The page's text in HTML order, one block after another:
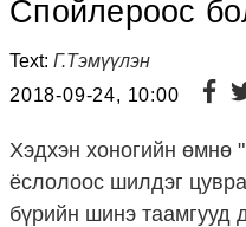
Спойлероос
Text: Г.Тэмүүлэн
2018-09-24, 10:00
Хэдхэн хоногийн өмнө
ёслолоос шилдэг
бүрийн шинэ таамгууд